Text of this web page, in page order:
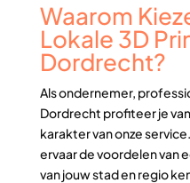
Waarom
Lokale 3D
Dordrecht?
Als ondernemer,
Dordrecht profiteer je
karakter van onze
ervaar de voordelen van
van jouw stad en regio